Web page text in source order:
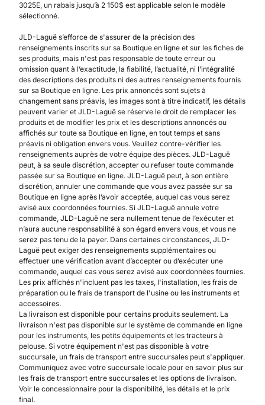
3025E, un rabais jusqu’à 2 150$ est applicable selon le modèle
sélectionné.
JLD-Laguë s’efforce de s'assurer de la précision des
renseignements inscrits sur sa Boutique en ligne et sur les fiches de
ses produits, mais n'est pas responsable de toute erreur ou
omission quant à l’exactitude, la fiabilité, l’actualité, ni l’intégralité
des descriptions des produits ni des autres renseignements fournis
sur sa Boutique en ligne. Les prix annoncés sont sujets à
changement sans préavis, les images sont à titre indicatif, les détails
peuvent varier et JLD-Laguë se réserve le droit de remplacer les
produits et de modifier les prix et les descriptions annoncés ou
affichés sur toute sa Boutique en ligne, en tout temps et sans
préavis ni obligation envers vous. Veuillez contre-vérifier les
renseignements auprès de votre équipe des pièces. JLD-Laguë
peut, à sa seule discrétion, accepter ou refuser toute commande
passée sur sa Boutique en ligne. JLD-Laguë peut, à son entière
discrétion, annuler une commande que vous avez passée sur sa
Boutique en ligne après l’avoir acceptée, auquel cas vous serez
avisé aux coordonnées fournies. Si JLD-Laguë annule votre
commande, JLD-Laguë ne sera nullement tenue de l’exécuter et
n’aura aucune responsabilité à son égard envers vous, et vous ne
serez pas tenu de la payer. Dans certaines circonstances, JLD-
Laguë peut exiger des renseignements supplémentaires ou
effectuer une vérification avant d’accepter ou d’exécuter une
commande, auquel cas vous serez avisé aux coordonnées fournies.
Les prix affichés n'incluent pas les taxes, l'installation, les frais de
préparation ou le frais de transport de l'usine ou les instruments et
accessoires.
La livraison est disponible pour certains produits seulement. La
livraison n'est pas disponible sur le système de commande en ligne
pour les instruments, les petits équipements et les tracteurs à
pelouse. Si votre équipement n'est pas disponible à votre
succursale, un frais de transport entre succursales peut s'appliquer.
Communiquez avec votre succursale locale pour en savoir plus sur
les frais de transport entre succursales et les options de livraison.
Voir le concessionnaire pour la disponibilité, les détails et le prix
final.